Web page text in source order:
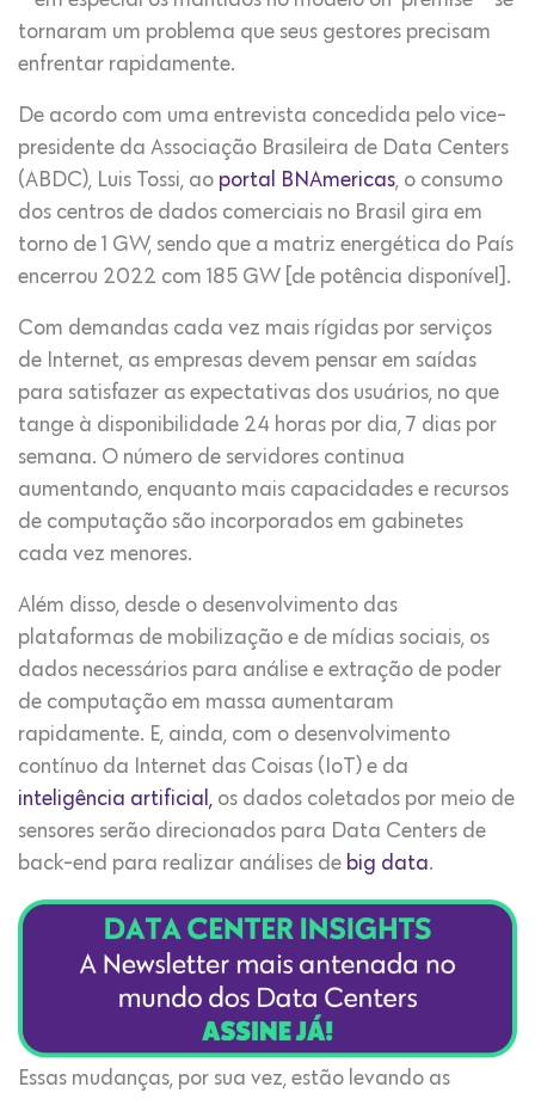
tornaram um problema que seus gestores precisam
enfrentar rapidamente.
De acordo com uma entrevista concedida pelo vice-
presidente da Associação Brasileira de Data Centers
(ABDC), Luis Tossi, ao portal BNAmericas, o consumo
dos centros de dados comerciais no Brasil gira em
torno de 1 GW, sendo que a matriz energética do País
encerrou 2022 com 185 GW [de potência disponível].
Com demandas cada vez mais rígidas por serviços
de Internet, as empresas devem pensar em saídas
para satisfazer as expectativas dos usuários, no que
tange à disponibilidade 24 horas por dia, 7 dias por
semana. O número de servidores continua
aumentando, enquanto mais capacidades e recursos
de computação são incorporados em gabinetes
cada vez menores.
Além disso, desde o desenvolvimento das
plataformas de mobilização e de mídias sociais, os
dados necessários para análise e extração de poder
de computação em massa aumentaram
rapidamente. E, ainda, com o desenvolvimento
contínuo da Internet das Coisas (IoT) e da
inteligência artificial, os dados coletados por meio de
sensores serão direcionados para Data Centers de
back-end para realizar análises de big data.
Essas mudanças, por sua vez, estão levando as